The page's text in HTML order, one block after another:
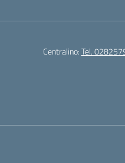
Centralino:Tel.